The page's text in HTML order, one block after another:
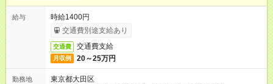
給与
時給1400円
交通費別途支給あり
交通費 交通費支給
月収例 20～25万円
勤務地
東京都大田区